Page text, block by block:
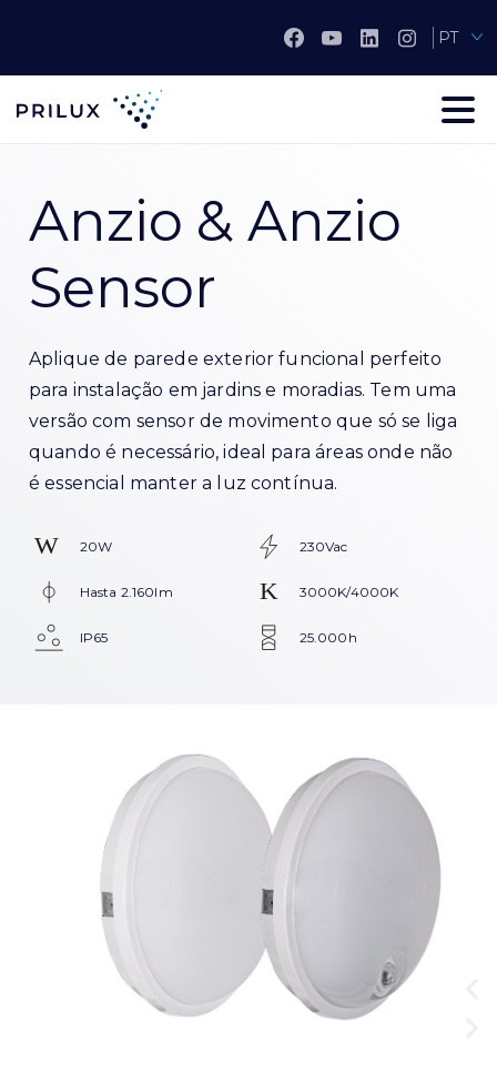
PT
Anzio & Anzio
Sensor
Aplique de parede exterior funcional perfeito
para instalação em jardins e moradias. Tem uma
versão com sensor de movimento que só se liga
quando é necessário, ideal para áreas onde não
é essencial manter a luz contínua.
20W
Hasta 2.160lm
IP65
230Vac
3000K/4000K
25.000h